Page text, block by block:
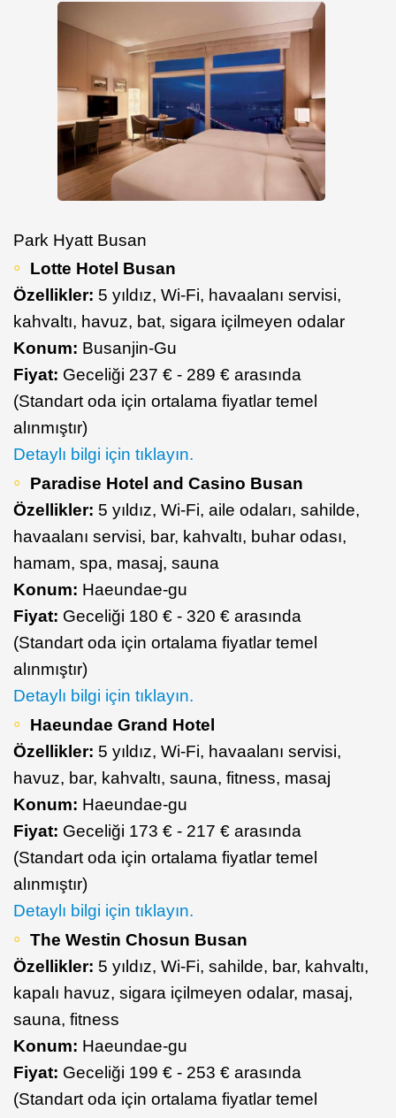
Park Hyatt Busan
Lotte Hotel Busan
Özellikler: 5 yıldız, Wi-Fi, havaalanı servisi,
kahvaltı, havuz, bat, sigara içilmeyen odalar
Konum: Busanjin-Gu
Fiyat: Geceliği 237 € - 289 € arasında
(Standart oda için ortalama fiyatlar temel
alınmıştır)
Detaylı bilgi için tıklayın.
Paradise Hotel and Casino Busan
Özellikler: 5 yıldız, Wi-Fi, aile odaları, sahilde,
havaalanı servisi, bar, kahvaltı, buhar odası,
hamam, spa, masaj, sauna
Konum: Haeundae-gu
Fiyat: Geceliği 180 € - 320 € arasında
(Standart oda için ortalama fiyatlar temel
alınmıştır)
Detaylı bilgi için tıklayın.
Haeundae Grand Hotel
Özellikler: 5 yıldız, Wi-Fi, havaalanı servisi,
havuz, bar, kahvaltı, sauna, fitness, masaj
Konum: Haeundae-gu
Fiyat: Geceliği 173 € - 217 € arasında
(Standart oda için ortalama fiyatlar temel
alınmıştır)
Detaylı bilgi için tıklayın.
The Westin Chosun Busan
Özellikler: 5 yıldız, Wi-Fi, sahilde, bar, kahvaltı,
kapalı havuz, sigara içilmeyen odalar, masaj,
sauna, fitness
Konum: Haeundae-gu
Fiyat: Geceliği 199 € - 253 € arasında
(Standart oda için ortalama fiyatlar temel